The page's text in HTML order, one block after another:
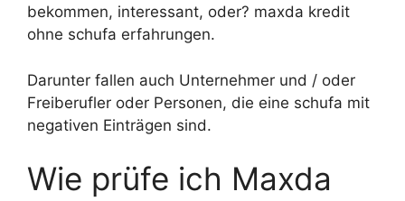
bekommen, interessant, oder? maxda kredit
ohne schufa erfahrungen.
Darunter fallen auch Unternehmer und / oder
Freiberufler oder Personen, die eine schufa mit
negativen Einträgen sind.
Wie prüfe ich Maxda